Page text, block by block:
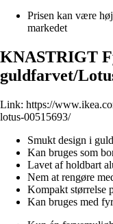
Prisen kan være
markedet
KNASTRIGT
guldfarvet/
Link: https://
lotus-00515693/
Smukt design i
Kan bruges som
Lavet af holdbart
Nem at rengøre
Kompakt størrelse
Kan bruges med